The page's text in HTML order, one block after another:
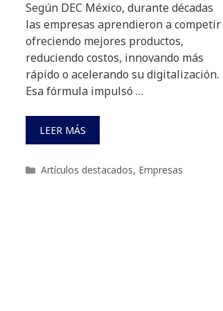
Según DEC México, durante décadas
las empresas aprendieron a competir
ofreciendo mejores productos,
reduciendo costos, innovando más
rápido o acelerando su digitalización.
Esa fórmula impulsó …
LEER MÁS
Categorías
Artículos destacados, Empresas